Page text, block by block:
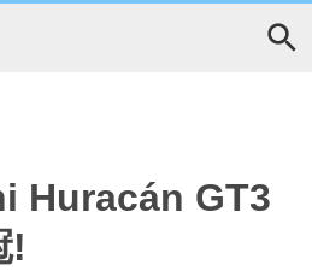
Huracán GT3
!